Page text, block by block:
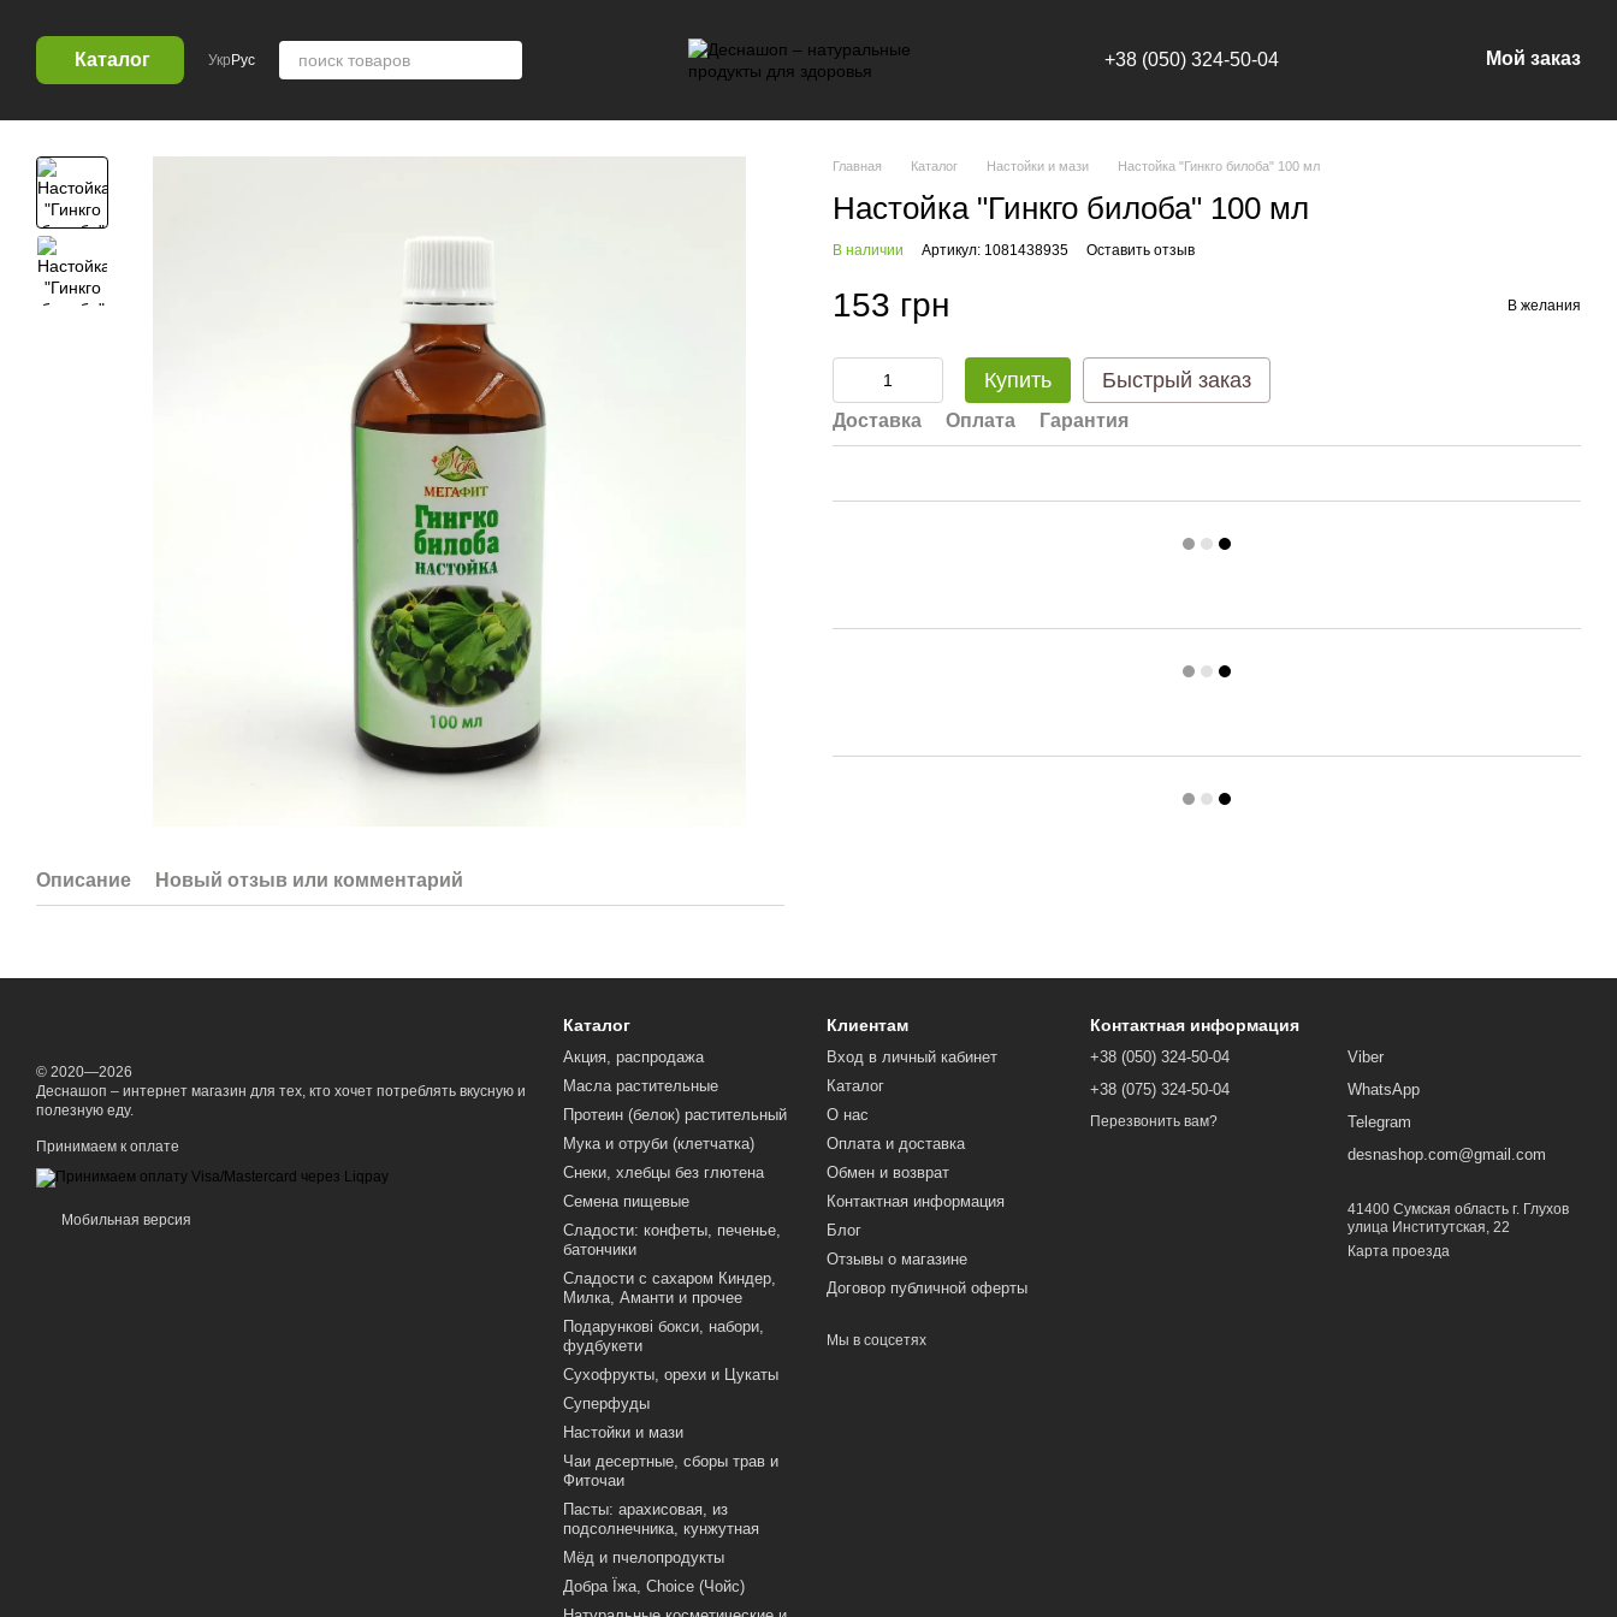
Каталог Укр Рус +38 (050) 324-50-04 Мой заказ
Описание Новый отзыв или комментарий
Главная Каталог Настойки и мази Настойка "Гинкго билоба" 100 мл
Настойка "Гинкго билоба" 100 мл
В наличии Артикул: 1081438935 Оставить отзыв
153 грн В желания
Купить Быстрый заказ
Доставка Оплата Гарантия
© 2020—2026
Деснашоп – интернет магазин для тех, кто хочет потреблять вкусную и
полезную еду.
Принимаем к оплате
Мобильная версия
Каталог
Акция, распродажа
Масла растительные
Протеин (белок) растительный
Мука и отруби (клетчатка)
Снеки, хлебцы без глютена
Семена пищевые
Сладости: конфеты, печенье,
батончики
Сладости с сахаром Киндер,
Милка, Аманти и прочее
Подарункові бокси, набори,
фудбукети
Сухофрукты, орехи и Цукаты
Суперфуды
Настойки и мази
Чаи десертные, сборы трав и
Фиточаи
Пасты: арахисовая, из
подсолнечника, кунжутная
Мёд и пчелопродукты
Добра Їжа, Choice (Чойс)
Клиентам
Вход в личный кабинет
Каталог
О нас
Оплата и доставка
Обмен и возврат
Контактная информация
Блог
Отзывы о магазине
Договор публичной оферты
Мы в соцсетях
Контактная информация
+38 (050) 324-50-04
+38 (075) 324-50-04
Перезвонить вам?
Viber
WhatsApp
Telegram
desnashop.com@gmail.com
41400 Сумская область г. Глухов
улица Институтская, 22
Карта проезда